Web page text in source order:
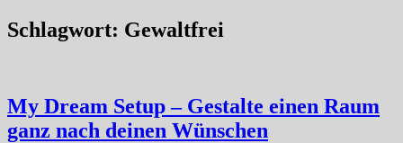
Schlagwort: Gewaltfrei
My Dream Setup – Gestalte einen Raum
ganz nach deinen Wünschen